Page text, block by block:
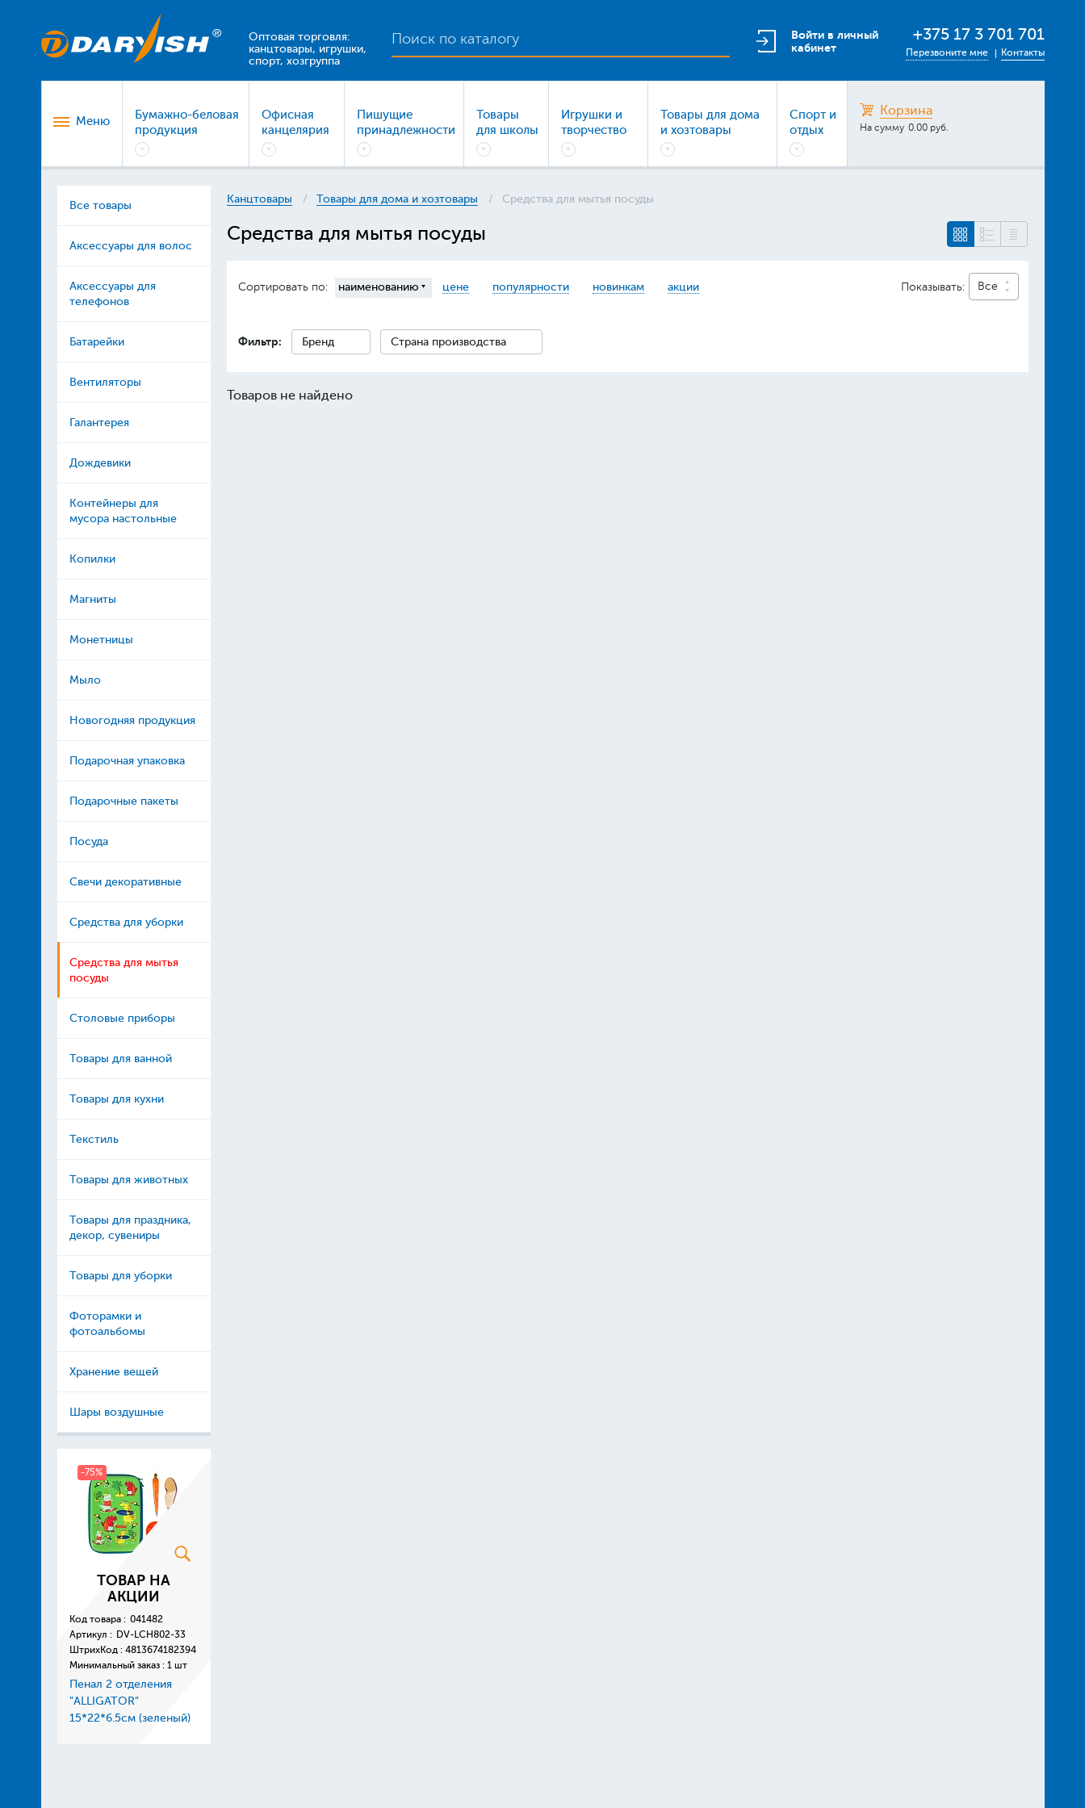
Оптовая торговля:
канцтовары, игрушки,
спорт, хозгруппа
Войти в личный
кабинет
+375 17 3 701 701
Перезвоните мне Контакты
Меню
Бумажно-беловая
продукция
Офисная
канцелярия
Пишущие
принадлежности
Товары
для школы
Игрушки и
творчество
Товары для дома
и хозтовары
Спорт и
отдых
Корзина
На сумму 0.00 руб.
Все товары
Аксессуары для волос
Аксессуары для
телефонов
Батарейки
Вентиляторы
Галантерея
Дождевики
Контейнеры для
мусора настольные
Копилки
Магниты
Монетницы
Мыло
Новогодняя продукция
Подарочная упаковка
Подарочные пакеты
Посуда
Свечи декоративные
Средства для уборки
Средства для мытья
посуды
Столовые приборы
Товары для ванной
Товары для кухни
Текстиль
Товары для животных
Товары для праздника,
декор, сувениры
Товары для уборки
Фоторамки и
фотоальбомы
Хранение вещей
Шары воздушные
-75%
ТОВАР НА
АКЦИИ
Код товара : 041482
Артикул : DV-LCH802-33
ШтрихКод : 4813674182394
Минимальный заказ : 1 шт
Пенал 2 отделения
"ALLIGATOR"
15*22*6.5см (зеленый)
Канцтовары Товары для дома и хозтовары Средства для мытья посуды
Средства для мытья посуды
Сортировать по: наименованию цене популярности новинкам акции Показывать: Все
Фильтр: Бренд Страна производства
Товаров не найдено